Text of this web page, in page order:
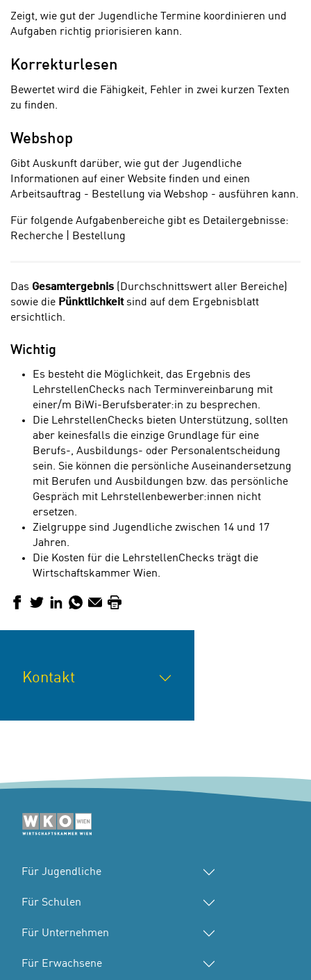
Zeigt, wie gut der Jugendliche Termine koordinieren und
Aufgaben richtig priorisieren kann.
Korrekturlesen
Bewertet wird die Fähigkeit, Fehler in zwei kurzen Texten
zu finden.
Webshop
Gibt Auskunft darüber, wie gut der Jugendliche
Informationen auf einer Website finden und einen
Arbeitsauftrag - Bestellung via Webshop - ausführen kann.
Für folgende Aufgabenbereiche gibt es Detailergebnisse:
Recherche | Bestellung
Das Gesamtergebnis (Durchschnittswert aller Bereiche)
sowie die Pünktlichkeitsind auf dem Ergebnisblatt
ersichtlich.
Wichtig
Es besteht die Möglichkeit, das Ergebnis des
LehrstellenChecks nach Terminvereinbarung mit
einer/m BiWi-Berufsberater:in zu besprechen.
Die LehrstellenChecks bieten Unterstützung, sollten
aber keinesfalls die einzige Grundlage für eine
Berufs-, Ausbildungs- oder Personalentscheidung
sein. Sie können die persönliche Auseinandersetzung
mit Berufen und Ausbildungen bzw. das persönliche
Gespräch mit Lehrstellenbewerber:innen nicht
ersetzen.
Zielgruppe sind Jugendliche zwischen 14 und 17
Jahren.
Die Kosten für die LehrstellenChecks trägt die
Wirtschaftskammer Wien.
Facebook
TwitterLinkedIn
WhatsApp
E-MailDrucken
Kontakt
Für Jugendliche
Für Schulen
Für Unternehmen
Für Erwachsene